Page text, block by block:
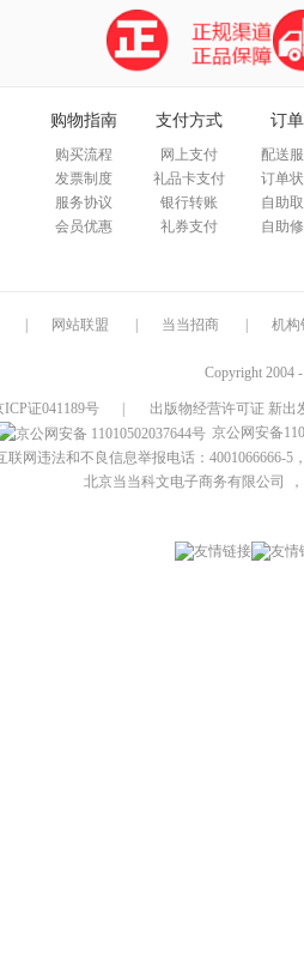
购物指南
购买流程
发票制度
服务协议
会员优惠
支付方式
网上支付
礼品卡支付
银行转账
礼券支付
订
配送
订单
自助
自助
网站联盟 当当招商 机构
Copyright 2004
ICP证041189号
出版物经营许可证 新出
京公网安备
联网违法和不良信息举报电话：4001066666-5
北京当当科文电子商务有限公司